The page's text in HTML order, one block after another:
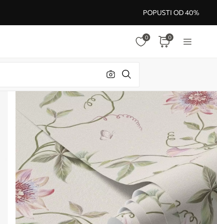
POPUSTI OD 40%
0 0